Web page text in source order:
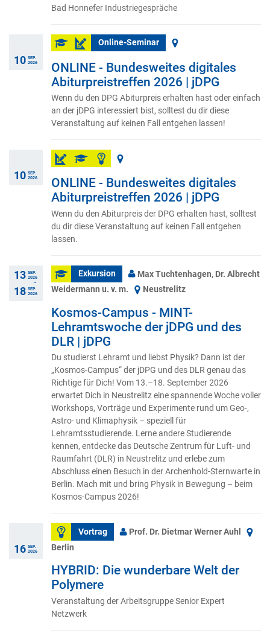
Bad Honnefer Industriegespräche
10 SEP.
2026
Online-Seminar
ONLINE - Bundesweites digitales
Abiturpreistreffen 2026 | jDPG
Wenn du den DPG Abiturpreis erhalten hast oder einfach
an der jDPG interessiert bist, solltest du dir diese
Veranstaltung auf keinen Fall entgehen lassen!
10 SEP.
2026
ONLINE - Bundesweites digitales
Abiturpreistreffen 2026 | jDPG
Wenn du den Abiturpreis der DPG erhalten hast, solltest
du dir diese Veranstaltung auf keinen Fall entgehen
lassen.
13 SEP.
2026
–
18 SEP.
2026
Exkursion
Max Tuchtenhagen, Dr. Albrecht
Weidermann u. v. m.
Neustrelitz
Kosmos-Campus - MINT-
Lehramtswoche der jDPG und des
DLR | jDPG
Du studierst Lehramt und liebst Physik? Dann ist der
„Kosmos-Campus“ der jDPG und des DLR genau das
Richtige für Dich! Vom 13.–18. September 2026
erwartet Dich in Neustrelitz eine spannende Woche voller
Workshops, Vorträge und Experimente rund um Geo-,
Astro- und Klimaphysik – speziell für
Lehramtsstudierende. Lerne andere Studierende
kennen, entdecke das Deutsche Zentrum für Luft- und
Raumfahrt (DLR) in Neustrelitz und erlebe zum
Abschluss einen Besuch in der Archenhold-Sternwarte in
Berlin. Mach mit und bring Physik in Bewegung – beim
Kosmos-Campus 2026!
16 SEP.
2026
Vortrag
Prof. Dr. Dietmar Werner Auhl
Berlin
HYBRID: Die wunderbare Welt der
Polymere
Veranstaltung der Arbeitsgruppe Senior Expert
Netzwerk